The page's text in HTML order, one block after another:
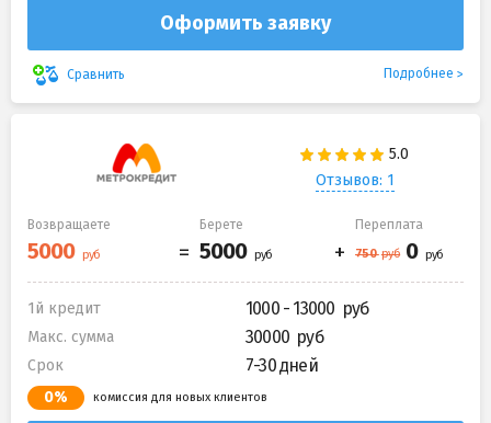
Оформить заявку
Сравнить Подробнее
Отзывов: 1
Возвращаете Берете Переплата
1й кредит 1000 - 13000
Макс. сумма 30000
Срок 7-30 дней
0% комиссия для новых клиентов